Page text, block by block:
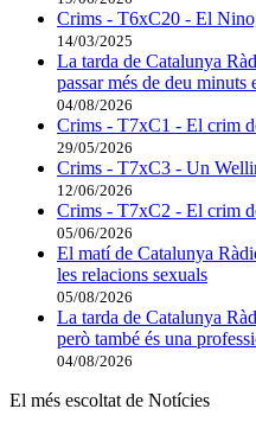
Crims - T6xC20 - El
14/03/2025
La tarda de Catalunya
passar més de deu minuts
04/08/2026
Crims - T7xC1 - El crim
29/05/2026
Crims - T7xC3 - Un
12/06/2026
Crims - T7xC2 - El crim
05/06/2026
El matí de Catalunya
les relacions sexuals
05/08/2026
La tarda de Catalunya
però també és una
04/08/2026
El més escoltat de Notícies